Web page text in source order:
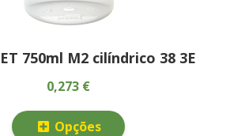
750ml M2 cilíndrico 38 3E
0,273 €
Opções